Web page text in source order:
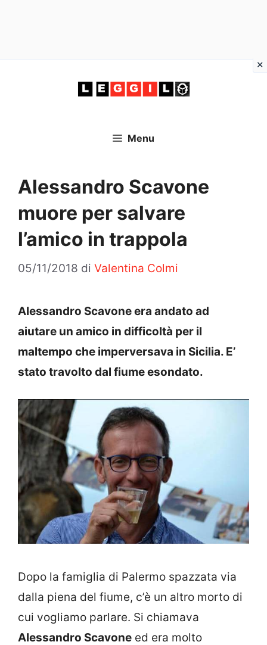
Menu
Alessandro Scavone
muore per salvare
l’amico in trappola
05/11/2018 di Valentina Colmi
Alessandro Scavone era andato ad
aiutare un amico in difficoltà per il
maltempo che imperversava in Sicilia. E’
stato travolto dal fiume esondato.
Dopo la famiglia di Palermo spazzata via
dalla piena del fiume, c’è un altro morto di
cui vogliamo parlare. Si chiamava
Alessandro Scavone ed era molto